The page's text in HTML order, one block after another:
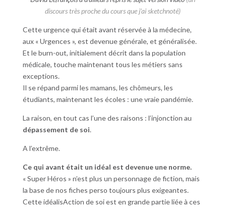
discours très proche du cours que j’ai sketchnoté)
Cette urgence qui était avant réservée à la médecine,
aux « Urgences », est devenue générale, et généralisée.
Et le burn-out, initialement décrit dans la population
médicale, touche maintenant tous les métiers sans
exceptions.
Il se répand parmi les mamans, les chômeurs, les
étudiants, maintenant les écoles : une vraie pandémie.
La raison, en tout cas l’une des raisons : l’injonction au
dépassement de soi.
A l’extrême.
Ce qui avant était un idéal est devenue une norme.
« Super Héros » n’est plus un personnage de fiction, mais
la base de nos fiches perso toujours plus exigeantes.
Cette idéalisAction de soi est en grande partie liée à ces